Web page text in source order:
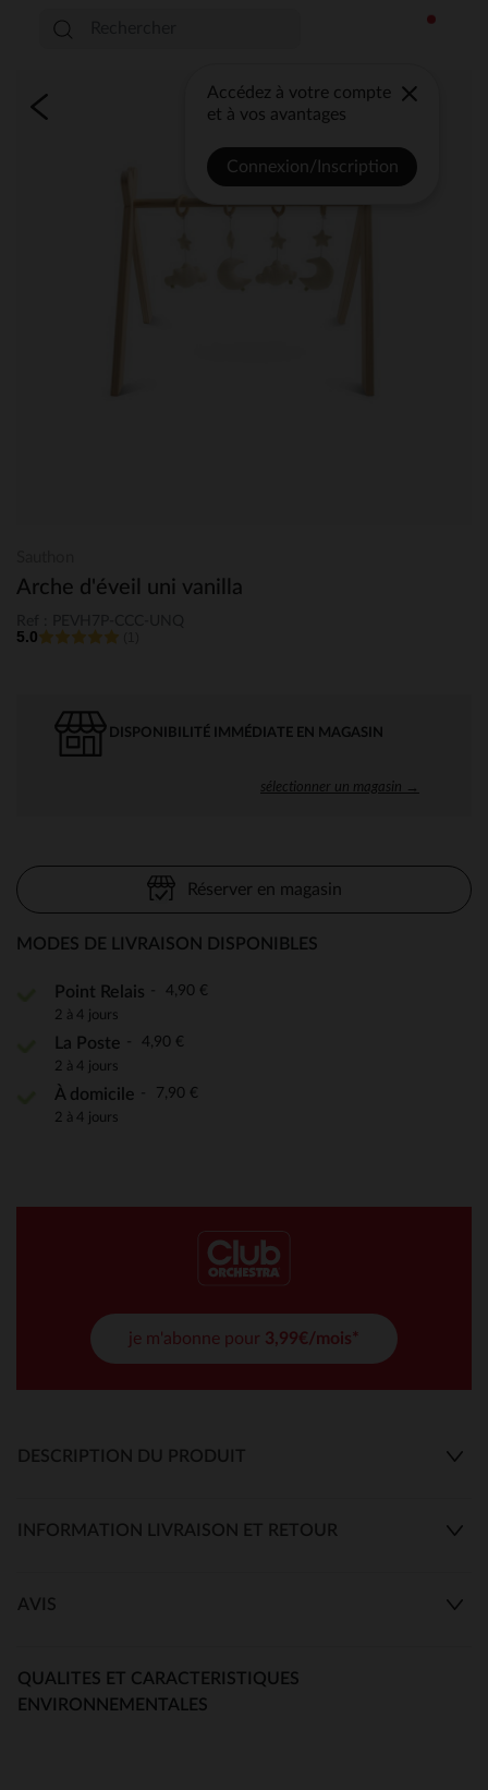
Accédez à votre compte
et à vos avantages
Connexion/Inscription
Arche d'éveil uni vanilla
5.0
DISPONIBILITÉ IMMÉDIATE EN MAGASIN
sélectionner un magasin →
Réserver en magasin
MODES DE LIVRAISON DISPONIBLES
Point Relais 4,90 €
2 à 4 jours
La Poste 4,90 €
2 à 4 jours
À domicile 7,90 €
2 à 4 jours
je m'abonne pour 3,99€/mois*
DESCRIPTION DU PRODUIT
INFORMATION LIVRAISON ET RETOUR
AVIS
QUALITES ET CARACTERISTIQUES
ENVIRONNEMENTALES